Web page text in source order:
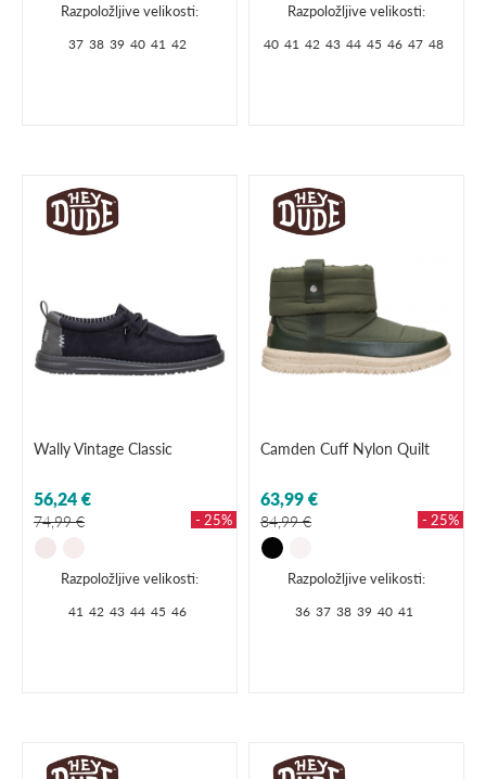
Razpoložljive velikosti:
37 38 39 40 41 42
Razpoložljive velikosti:
40 41 42 43 44 45 46 47 48
Wally Vintage Classic
56,24 €
74,99 € - 25%
Razpoložljive velikosti:
41 42 43 44 45 46
Camden Cuff Nylon Quilt
63,99 €
84,99 € - 25%
Razpoložljive velikosti:
36 37 38 39 40 41